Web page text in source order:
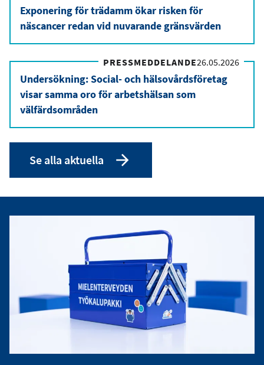
Exponering för trädamm ökar risken för
näscancer redan vid nuvarande gränsvärden
PRESSMEDDELANDE26.05.2026
Undersökning: Social- och hälsovårdsföretag
visar samma oro för arbetshälsan som
välfärdsområden
Se alla aktuella